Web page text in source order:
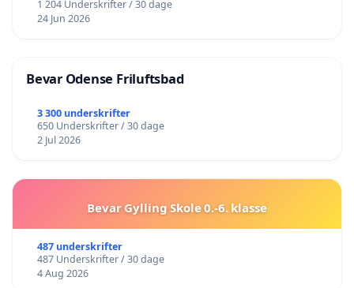
1 204 Underskrifter / 30 dage
24 Jun 2026
Bevar Odense Friluftsbad
3 300 underskrifter
650 Underskrifter / 30 dage
2 Jul 2026
Bevar Gylling Skole 0.-6. klasse
487 underskrifter
487 Underskrifter / 30 dage
4 Aug 2026